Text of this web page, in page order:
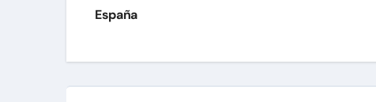
de
España